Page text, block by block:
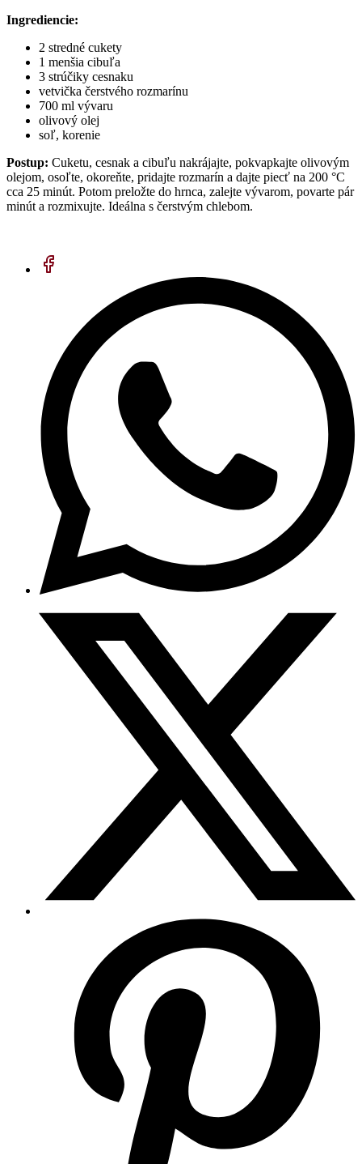
Ingrediencie:
2 stredné cukety
1 menšia cibuľa
3 strúčiky cesnaku
vetvička čerstvého rozmarínu
700 ml vývaru
olivový olej
soľ, korenie
Postup: Cuketu, cesnak a cibuľu nakrájajte, pokvapkajte olivovým
olejom, osoľte, okoreňte, pridajte rozmarín a dajte piecť na 200 °C
cca 25 minút. Potom preložte do hrnca, zalejte vývarom, povarte pár
minút a rozmixujte. Ideálna s čerstvým chlebom.